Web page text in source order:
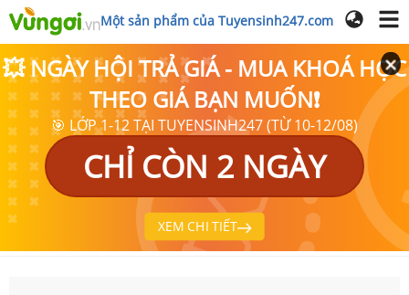
Một sản phẩm của Tuyensinh247.com
💥 NGÀY HỘI TRẢ GIÁ - MUA KHOÁ HỌC
THEO GIÁ BẠN MUỐN❗
🎯 LỚP 1-12 TẠI TUYENSINH247 (TỪ 10-12/08)
CHỈ CÒN 2 NGÀY
XEM CHI TIẾT